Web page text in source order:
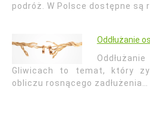
podróż. W Polsce dostępne są
Oddłużanie
Gliwicach to temat, który
obliczu rosnącego zadłużenia…